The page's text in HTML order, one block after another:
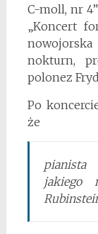
C-moll, nr
„Koncert
nowojorska
nokturn,
polonez
Po
że
pianista
jakiego